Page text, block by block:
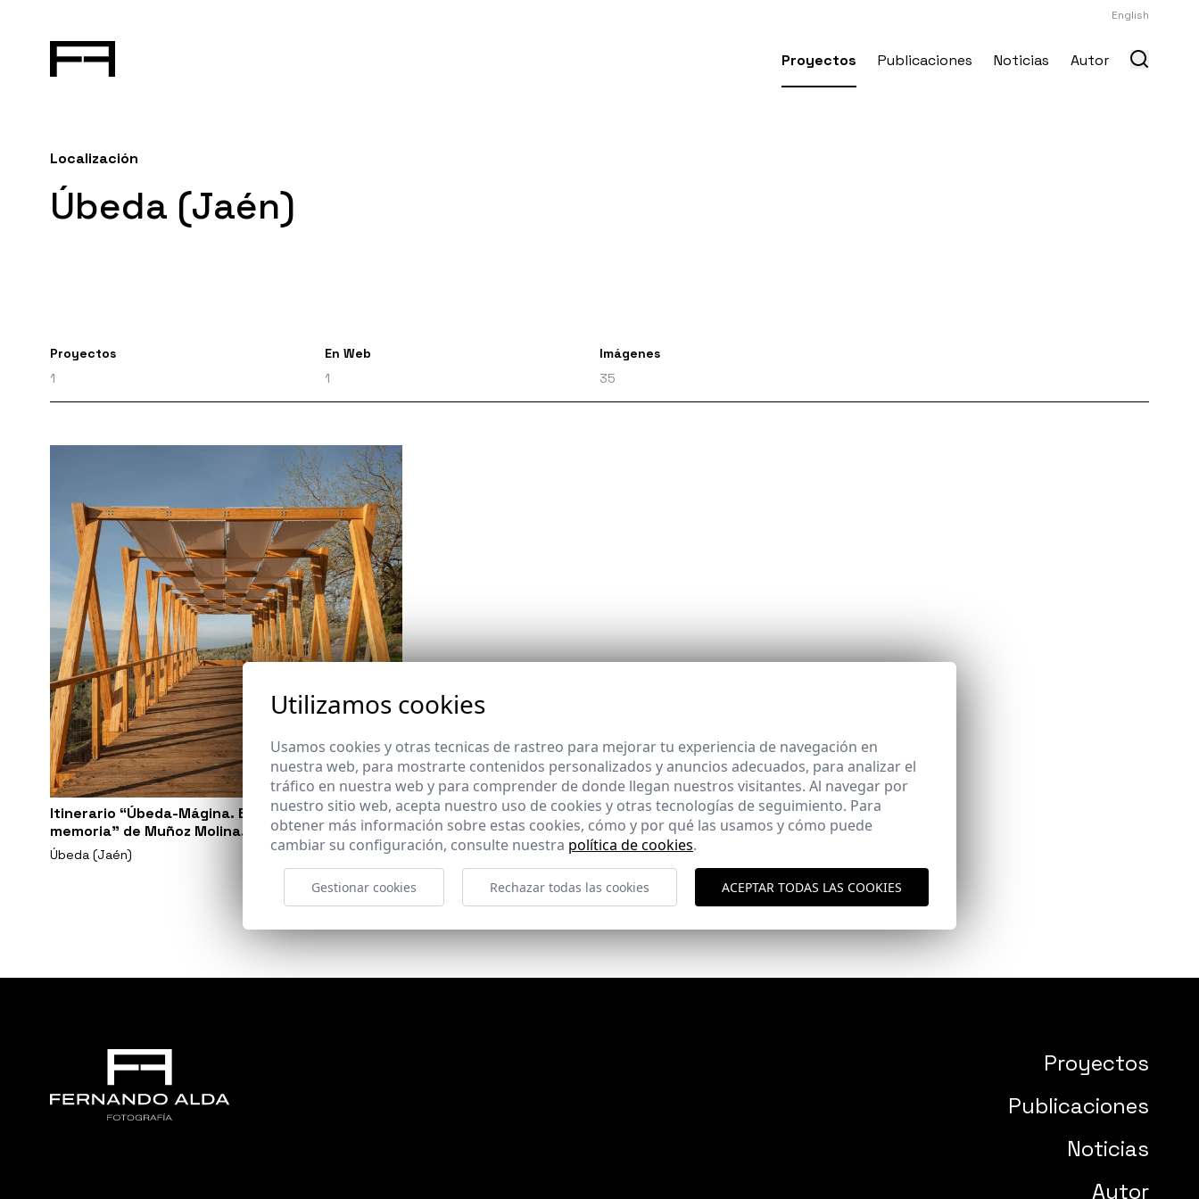
English
Proyectos Publicaciones Noticias Autor
Localización
Úbeda (Jaén)
Proyectos
1
En Web
1
Imágenes
35
Itinerario “Úbeda-Mágina. El paisaje en la
memoria” de Muñoz Molina.
Úbeda (Jaén)
Proyectos
Publicaciones
Noticias
Autor
Utilizamos cookies
Usamos cookies y otras tecnicas de rastreo para mejorar tu experiencia de navegación en
nuestra web, para mostrarte contenidos personalizados y anuncios adecuados, para analizar el
tráfico en nuestra web y para comprender de donde llegan nuestros visitantes. Al navegar por
nuestro sitio web, acepta nuestro uso de cookies y otras tecnologías de seguimiento. Para
obtener más información sobre estas cookies, cómo y por qué las usamos y cómo puede
cambiar su configuración, consulte nuestra política de cookies.
Gestionar cookies Rechazar todas las cookies ACEPTAR TODAS LAS COOKIES